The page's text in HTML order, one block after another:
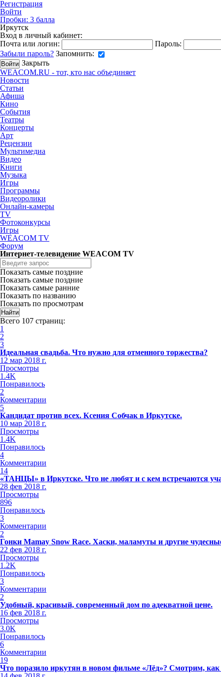
Регистрация
Войти
Пробки: 3 балла
Иркутск
Вход в личный кабинет:
Почта или логин:
Пароль:
Забыли пароль? Запомнить:
Закрыть
WEACOM.RU - тот, кто нас объединяет
Новости
Статьи
Афиша
Кино
События
Театры
Концерты
Арт
Рецензии
Мультимедиа
Видео
Книги
Музыка
Игры
Программы
Видеоролики
Онлайн-камеры
TV
Фотоконкурсы
Игры
WEACOM TV
Форум
Интернет-телевидение WEACOM TV
Показать самые поздние
Показать самые поздние
Показать самые ранние
Показать по названию
Показать по просмотрам
Всего 107 страниц:
1
2
3
Идеальная свадьба. Что нужно для отменного торжества?
12 мар 2018 г.
Просмотры
1.4K
Понравилось
2
Комментарии
5
Кандидат против всех. Ксения Собчак в Иркутске.
10 мар 2018 г.
Просмотры
1.4K
Понравилось
4
Комментарии
14
«ТАНЦЫ» в Иркутске. Что не любят и с кем встречаются
28 фев 2018 г.
Просмотры
896
Понравилось
3
Комментарии
2
Гонки Mamay Snow Race. Хаски, маламуты и другие
22 фев 2018 г.
Просмотры
1.2K
Понравилось
3
Комментарии
2
Удобный, красивый, современный дом по адекватной цене.
16 фев 2018 г.
Просмотры
3.0K
Понравилось
6
Комментарии
19
Что поразило иркутян в новом фильме «Лёд»? Смотрим,